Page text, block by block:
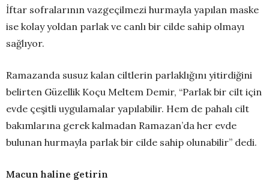
İftar sofralarının vazgeçilmezi hurmayla yapılan maske
ise kolay yoldan parlak ve canlı bir cilde sahip olmayı
sağlıyor.
Ramazanda susuz kalan ciltlerin parlaklığını yitirdiğini
belirten Güzellik Koçu Meltem Demir, “Parlak bir cilt için
evde çeşitli uygulamalar yapılabilir. Hem de pahalı cilt
bakımlarına gerek kalmadan Ramazan’da her evde
bulunan hurmayla parlak bir cilde sahip olunabilir” dedi.
Macun haline getirin